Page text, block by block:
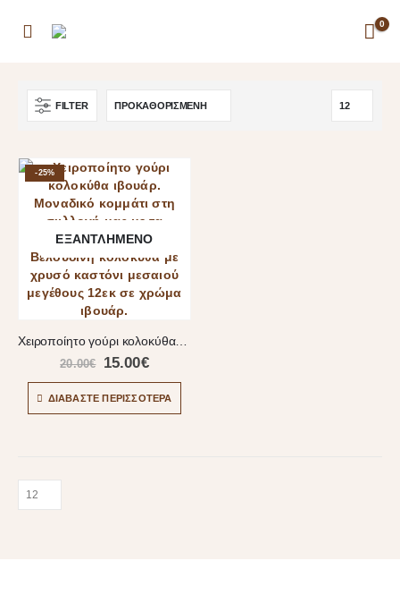
0
FILTER
-25%
ΕΞΑΝΤΛΗΜΈΝΟ
Χειροποίητο γούρι κολοκύθα ιβουάρ
20.00€ 15.00€
ΔΙΑΒΆΣΤΕ ΠΕΡΙΣΣΌΤΕΡΑ